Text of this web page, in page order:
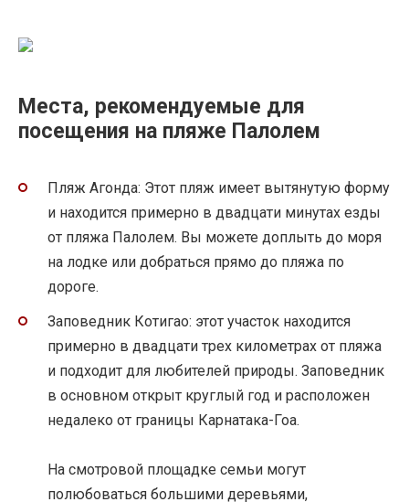
Места, рекомендуемые для
посещения на пляже Палолем
Пляж Агонда: Этот пляж имеет вытянутую форму
и находится примерно в двадцати минутах езды
от пляжа Палолем. Вы можете доплыть до моря
на лодке или добраться прямо до пляжа по
дороге.
Заповедник Котигао: этот участок находится
примерно в двадцати трех километрах от пляжа
и подходит для любителей природы. Заповедник
в основном открыт круглый год и расположен
недалеко от границы Карнатака-Гоа.
На смотровой площадке семьи могут
полюбоваться большими деревьями,